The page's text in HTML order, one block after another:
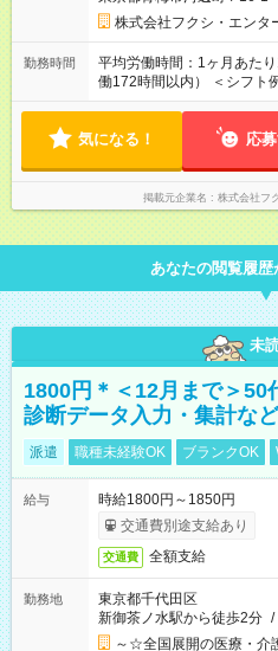
株式会社フクシ・エンタ
勤務時間
平均労働時間：1ヶ月あた
働172時間以内） ＜シフト例＞ 8：30～17：30 13：00～22：
00 ※原則、固定シフトではありませんが、時間帯についてもご
間制（月平均実働172時間以内） ＜シフト例＞ 8：
についてもご相談ください
気になる！ 応
掲載元企業名 株式会社フ
あなたの閲覧履歴
未
1800円＊＜12月まで＞50
診断データ入力・集計など
派遣 職種未経験OK ブランクOK
給与
時給1800円～1850円
交通費別途支給あり
交通費 全額支給
勤務地
東京都千代田区
新御茶ノ水駅から徒歩2分 /
～☆全国展開の医療・介